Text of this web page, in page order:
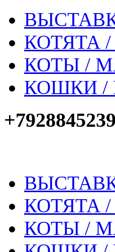
КОТЯТА /
КОТЫ /
КОШКИ /
КОТЯТА /
КОТЫ /